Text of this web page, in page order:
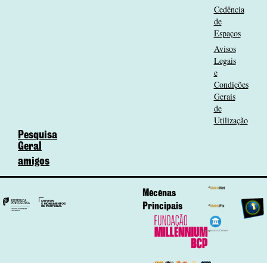
Cedência
de
Espaços
Avisos
Legais
e
Condições
Gerais
de
Utilização
Pesquisa
Geral
amigos
Mecenas
Principais